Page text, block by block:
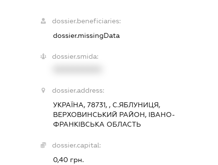
dossier.beneficiaries:
dossier.missingData
dossier.smida:
dossier.address:
УКРАЇНА, 78731, , С.ЯБЛУНИЦЯ,
ВЕРХОВИНСЬКИЙ РАЙОН, ІВАНО-
ФРАНКІВСЬКА ОБЛАСТЬ
dossier.capital:
0,40 грн.